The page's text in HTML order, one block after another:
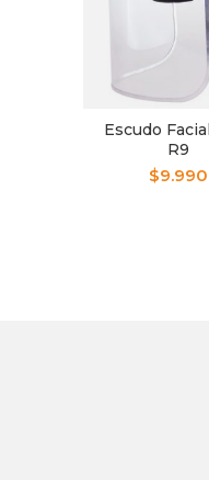
Escudo
R9
$9.990